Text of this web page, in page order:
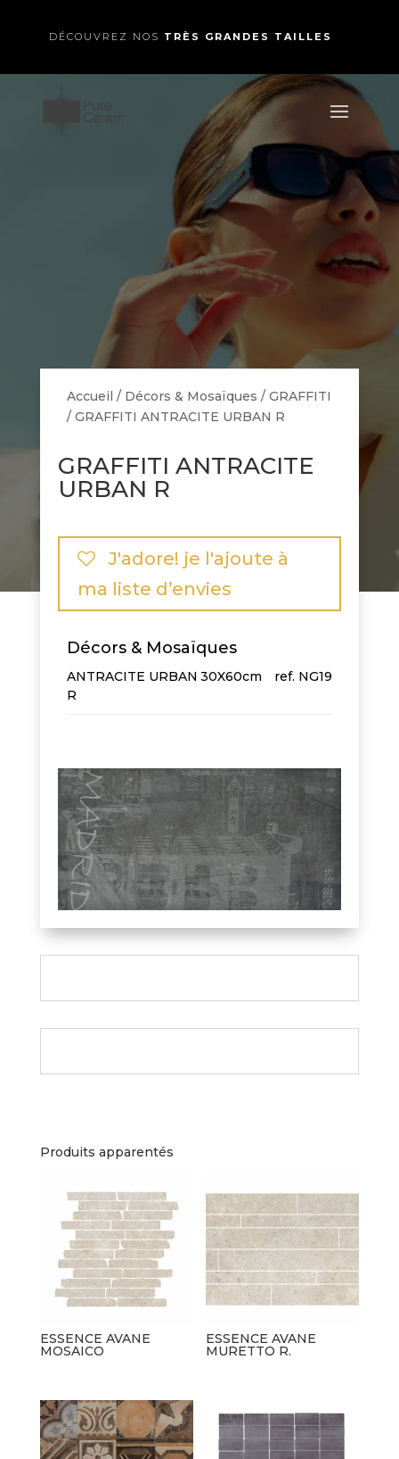
DÉCOUVREZ NOS TRÈS GRANDES TAILLES
Accueil / Décors & Mosaïques / GRAFFITI
/ GRAFFITI ANTRACITE URBAN R
GRAFFITI ANTRACITE
URBAN R
J'adore! je l'ajoute à
ma liste d’envies
Décors & Mosaïques
ANTRACITE URBAN
R
30X60cm NG19
Produits apparentés
ESSENCE AVANE
MOSAICO
ESSENCE AVANE
MURETTO R.